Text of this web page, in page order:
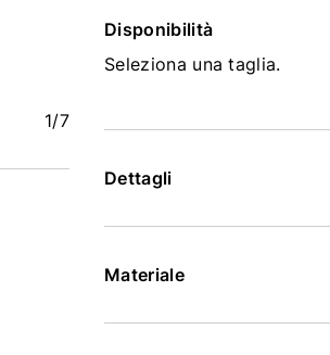
1/7
Disponibilità
Seleziona una taglia.
Dettagli
Materiale